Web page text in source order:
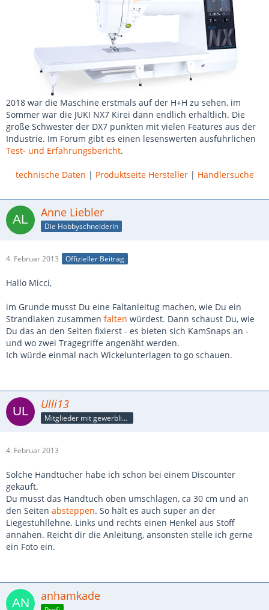
2018 war die Maschine erstmals auf der H+H zu sehen, im
Sommer war die JUKI NX7 Kirei dann endlich erhältlich. Die
große Schwester der DX7 punkten mit vielen Features aus der
Industrie. Im Forum gibt es einen lesenswerten ausführlichen
Test- und Erfahrungsbericht.
technische Daten | Produktseite Hersteller| Händlersuche
Anne Liebler
Die Hobbyschneiderin
4. Februar 2013 Offizieller Beitrag
Hallo Micci,
im Grunde musst Du eine Faltanleitug machen, wie Du ein
Strandlaken zusammen falten würdest. Dann schaust Du, wie
Du das an den Seiten fixierst - es bieten sich KamSnaps an -
und wo zwei Tragegriffe angenäht werden.
Ich würde einmal nach Wickelunterlagen to go schauen.
Ulli13
Mitglieder mit gewerblicher Verbindung, auch als Mitarbeiter/in
4. Februar 2013
Solche Handtücher habe ich schon bei einem Discounter
gekauft.
Du musst das Handtuch oben umschlagen, ca 30 cm und an
den Seiten absteppen. So hält es auch super an der
Liegestuhllehne. Links und rechts einen Henkel aus Stoff
annähen. Reicht dir die Anleitung, ansonsten stelle ich gerne
ein Foto ein.
anhamkade